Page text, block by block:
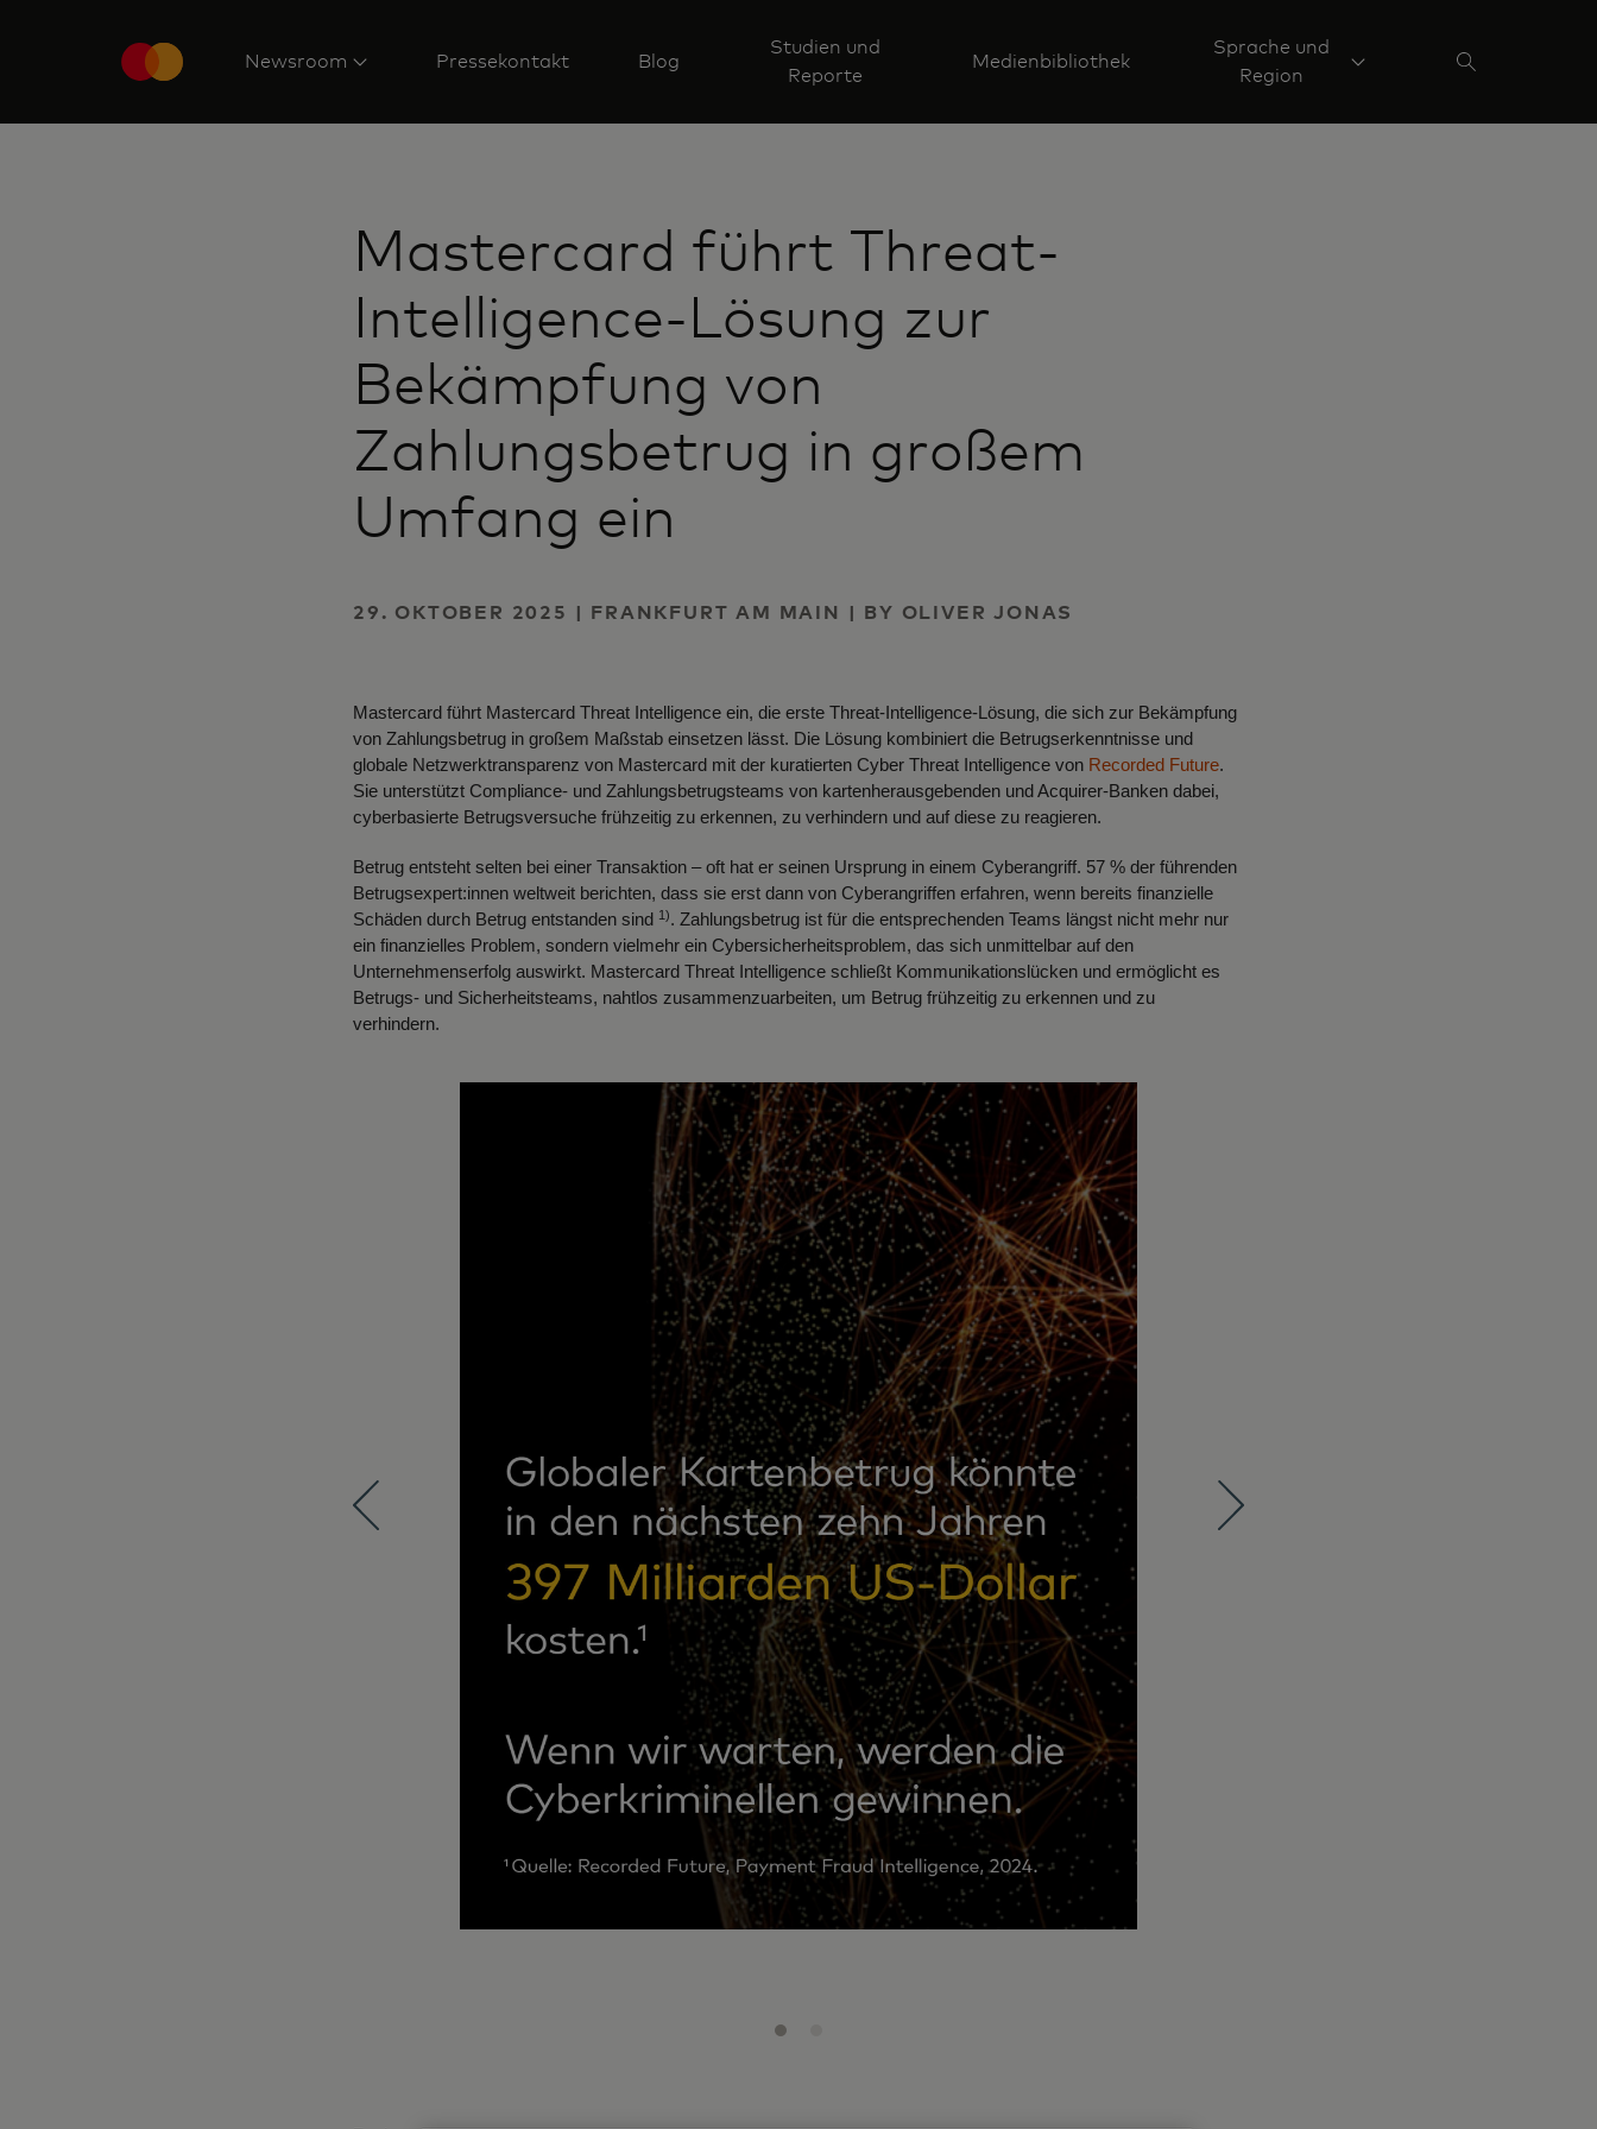
Newsroom Pressekontakt Blog
Studien und
Reporte
Medienbibliothek
Sprache und
Region
Mastercard führt Threat-
Intelligence-Lösung zur
Bekämpfung von
Zahlungsbetrug in großem
Umfang ein
29. OKTOBER 2025 | FRANKFURT AM MAIN | BY OLIVER JONAS
Mastercard führt Mastercard Threat Intelligence ein, die erste Threat-Intelligence-Lösung, die sich zur Bekämpfung
von Zahlungsbetrug in großem Maßstab einsetzen lässt. Die Lösung kombiniert die Betrugserkenntnisse und
globale Netzwerktransparenz von Mastercard mit der kuratierten Cyber Threat Intelligence von Recorded Future.
Sie unterstützt Compliance- und Zahlungsbetrugsteams von kartenherausgebenden und Acquirer-Banken dabei,
cyberbasierte Betrugsversuche frühzeitig zu erkennen, zu verhindern und auf diese zu reagieren.
Betrug entsteht selten bei einer Transaktion – oft hat er seinen Ursprung in einem Cyberangriff. 57 % der führenden
Betrugsexpert:innen weltweit berichten, dass sie erst dann von Cyberangriffen erfahren, wenn bereits finanzielle
Schäden durch Betrug entstanden sind 1). Zahlungsbetrug ist für die entsprechenden Teams längst nicht mehr nur
ein finanzielles Problem, sondern vielmehr ein Cybersicherheitsproblem, das sich unmittelbar auf den
Unternehmenserfolg auswirkt. Mastercard Threat Intelligence schließt Kommunikationslücken und ermöglicht es
Betrugs- und Sicherheitsteams, nahtlos zusammenzuarbeiten, um Betrug frühzeitig zu erkennen und zu
verhindern.